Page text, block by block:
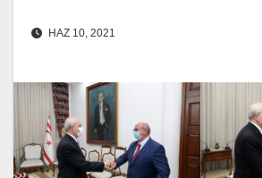
HAZ 10, 2021